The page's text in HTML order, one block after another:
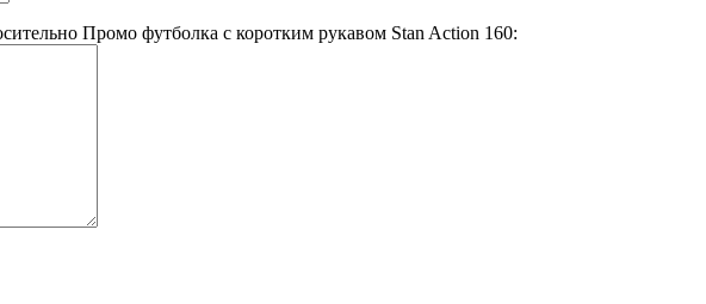
Промо футболка с коротким рукавом Stan Action 160: